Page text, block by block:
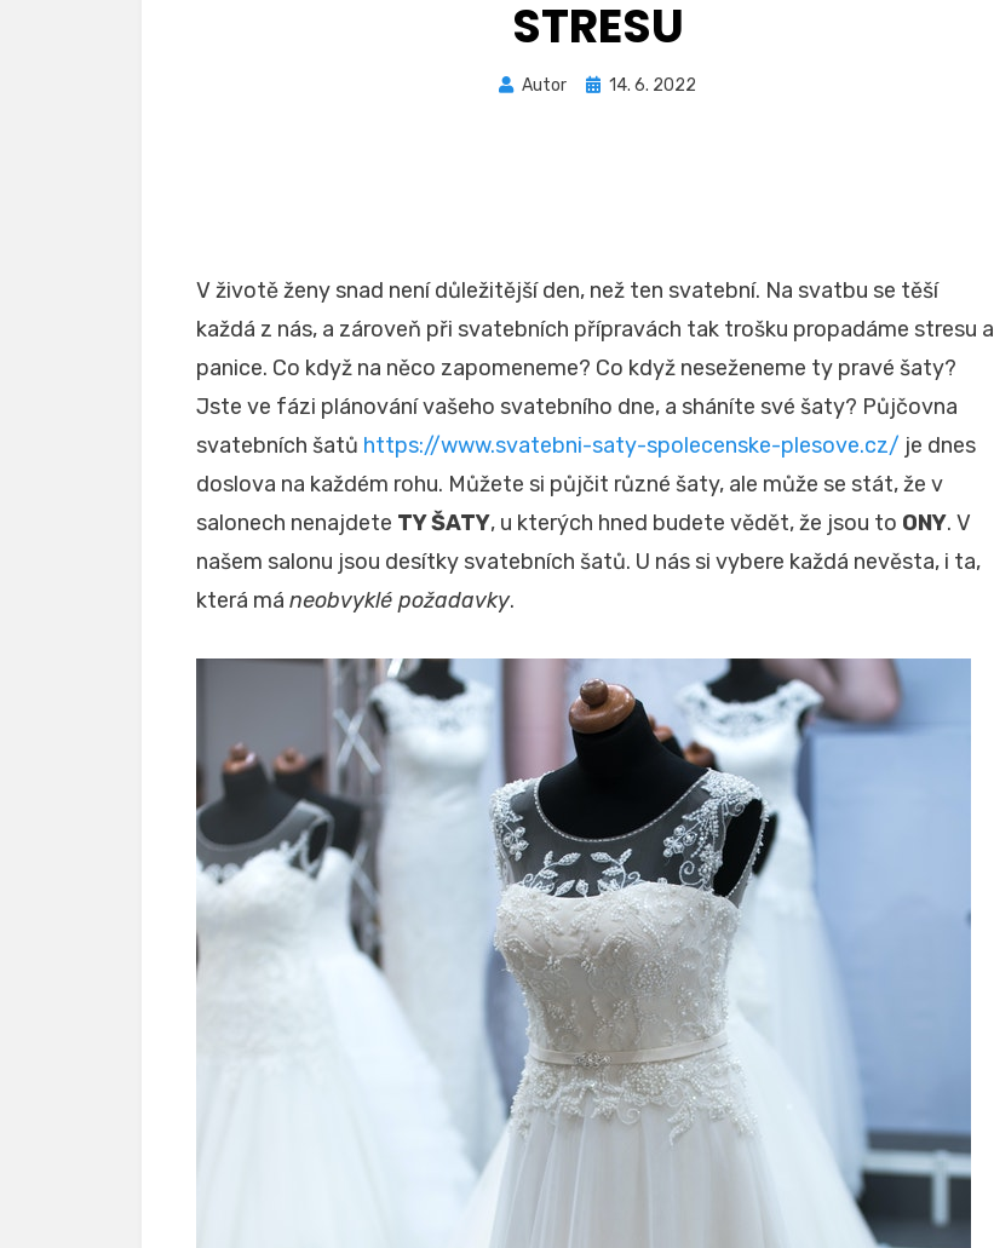
STRESU
Autor
Zveřejněno
14. 6. 2022
V životě ženy snad není důležitější den, než ten svatební. Na svatbu se těší
každá z nás, a zároveň při svatebních přípravách tak trošku propadáme stresu a
panice. Co když na něco zapomeneme? Co když neseženeme ty pravé šaty?
Jste ve fázi plánování vašeho svatebního dne, a sháníte své šaty? Půjčovna
svatebních šatů https://www.svatebni-saty-spolecenske-plesove.cz/ je dnes
doslova na každém rohu. Můžete si půjčit různé šaty, ale může se stát, že v
salonech nenajdete TY ŠATY, u kterých hned budete vědět, že jsou to ONY. V
našem salonu jsou desítky svatebních šatů. U nás si vybere každá nevěsta, i ta,
která má neobvyklé požadavky.